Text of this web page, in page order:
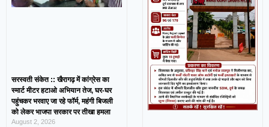
सरस्वती संकेत :: खैरागढ़ में कांग्रेस का
स्मार्ट मीटर हटाओ अभियान तेज, घर-घर
पहुंचकर भरवाए जा रहे फॉर्म, महंगी बिजली
को लेकर भाजपा सरकार पर तीखा हमला
August 2, 2026